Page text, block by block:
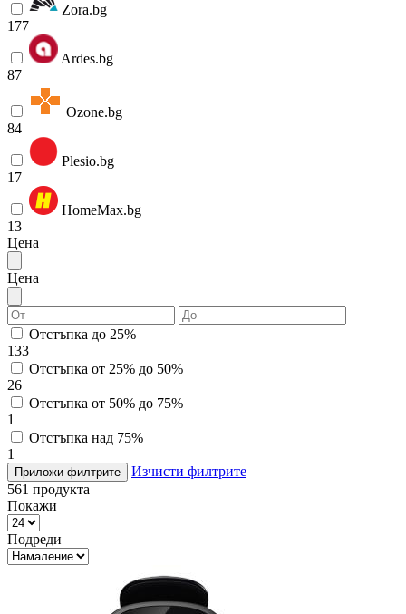
Zora.bg
177
Ardes.bg
87
Ozone.bg
84
Plesio.bg
17
HomeMax.bg
13
Цена
Цена
Отстъпка до 25%
133
Отстъпка от 25% до 50%
26
Отстъпка от 50% до 75%
1
Отстъпка над 75%
1
Приложи филтрите
Изчисти филтрите
561 продукта
Покажи
Подреди